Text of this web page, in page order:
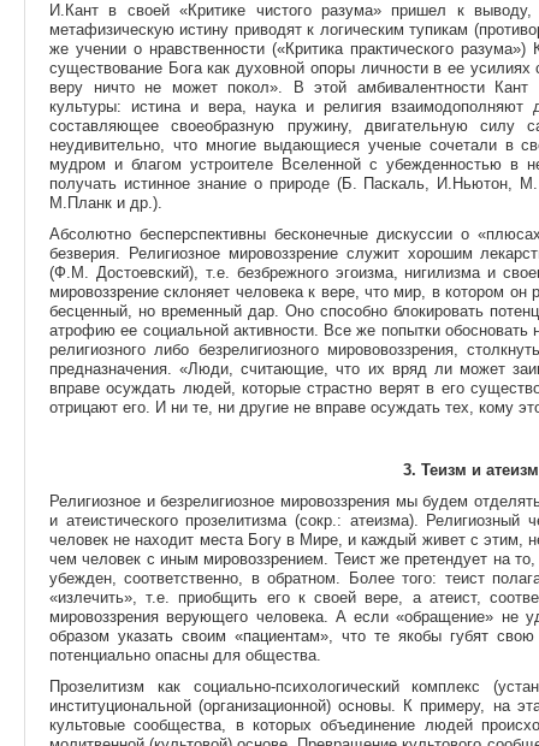
И.Кант в своей «Критике чистого разума» пришел к
метафизическую истину приводят к логическим тупикам
же учении о нравственности («Критика практического
существование Бога как духовной опоры личности в ее
веру ничто не может покол». В этой амбивалентности Кант
культуры: истина и вера, наука и религия взаимодополняют
составляющее своеобразную пружину, двигательную силу
неудивительно, что многие выдающиеся ученые сочетали в
мудром и благом устроителе Вселенной с убежденностью в
получать истинное знание о природе (Б. Паскаль, И.Ньютон,
М.Планк и др.).
Абсолютно бесперспективны бесконечные дискуссии о
безверия. Религиозное мировоззрение служит хорошим
(Ф.М. Достоевский), т.е. безбрежного эгоизма, нигилизма и
мировоззрение склоняет человека к вере, что мир, в котором
бесценный, но временный дар. Оно способно блокировать
атрофию ее социальной активности. Все же попытки обосновать
религиозного либо безрелигиозного мирововоззрения,
предназначения. «Люди, считающие, что их вряд ли может
вправе осуждать людей, которые страстно верят в его
отрицают его. И ни те, ни другие не вправе осуждать тех, кому
3. Теизм и атеизм
Религиозное и безрелигиозное мировоззрения мы будем
и атеистического прозелитизма (сокр.: атеизма). Религиозный
человек не находит места Богу в Мире, и каждый живет с этим,
чем человек с иным мировоззрением. Теист же претендует на
убежден, соответственно, в обратном. Более того: теист
«излечить», т.е. приобщить его к своей вере, а атеист,
мировоззрения верующего человека. А если «обращение» не
образом указать своим «пациентам», что те якобы губят
потенциально опасны для общества.
Прозелитизм как социально-психологический комплекс
институциональной (организационной) основы. К примеру, на
культовые сообщества, в которых объединение людей